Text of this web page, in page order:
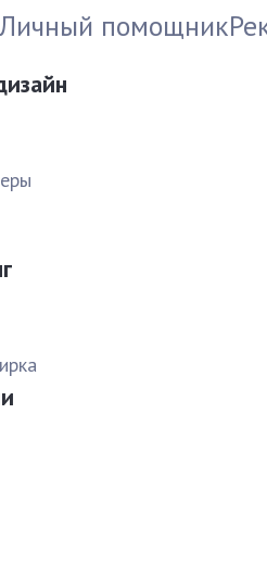
Личный помощник